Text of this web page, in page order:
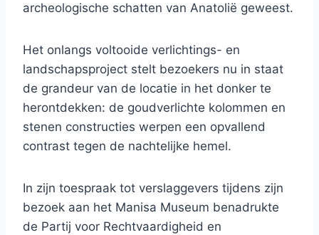
archeologische schatten van Anatolië geweest.
Het onlangs voltooide verlichtings- en
landschapsproject stelt bezoekers nu in staat
de grandeur van de locatie in het donker te
herontdekken: de goudverlichte kolommen en
stenen constructies werpen een opvallend
contrast tegen de nachtelijke hemel.
In zijn toespraak tot verslaggevers tijdens zijn
bezoek aan het Manisa Museum benadrukte
de Partij voor Rechtvaardigheid en